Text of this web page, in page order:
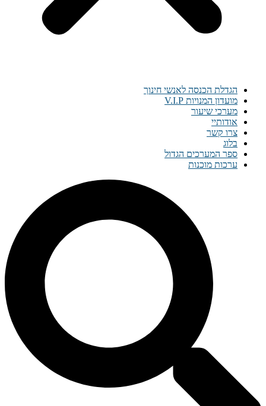
הגדלת הכנסה לאנשי חינוך
מועדון המנויות V.I.P
מערכי שיעור
אודותיי
צרו קשר
בלוג
ספר המערכים הגדול
ערכות מוכנות